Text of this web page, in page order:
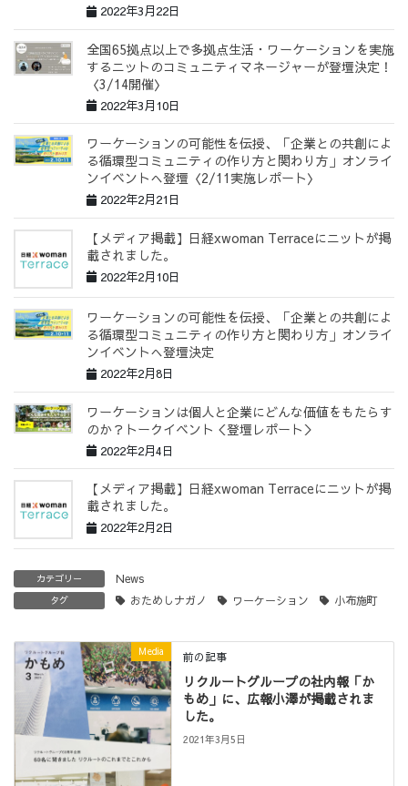
2022年3月22日
全国65拠点以上で多拠点生活・ワーケーションを実施
するニットのコミュニティマネージャーが登壇決定！
〈3/14開催〉
2022年3月10日
ワーケーションの可能性を伝授、「企業との共創によ
る循環型コミュニティの作り方と関わり方」オンライ
ンイベントへ登壇〈2/11実施レポート〉
2022年2月21日
【メディア掲載】日経xwoman Terraceにニットが掲
載されました。
2022年2月10日
ワーケーションの可能性を伝授、「企業との共創によ
る循環型コミュニティの作り方と関わり方」オンライ
ンイベントへ登壇決定
2022年2月8日
ワーケーションは個人と企業にどんな価値をもたらす
のか？トークイベント＜登壇レポート＞
2022年2月4日
【メディア掲載】日経xwoman Terraceにニットが掲
載されました。
2022年2月2日
カテゴリー News
タグ おためしナガノ ワーケーション 小布施町
Media 前の記事
リクルートグループの社内報「か
もめ」に、広報小澤が掲載されま
した。
2021年3月5日